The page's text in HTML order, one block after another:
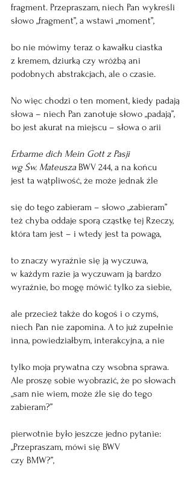
fragment. Przepraszam, niech Pan wykreśli
słowo „fragment”, a wstawi „moment”,
bo nie mówimy teraz o kawałku ciastka
z kremem, dziurką czy wróżbą ani
podobnych abstrakcjach, ale o czasie.
No więc chodzi o ten moment, kiedy padają
słowa – niech Pan zanotuje słowo „padają”,
bo jest akurat na miejscu – słowa o arii
Erbarme dich Mein Gott z Pasji
wg Św. Mateusza BWV 244, a na końcu
jest ta wątpliwość, że może jednak źle
się do tego zabieram – słowo „zabieram”
też chyba oddaje sporą cząstkę tej Rzeczy,
która tam jest – i wtedy jest ta powaga,
to znaczy wyraźnie się ją wyczuwa,
w każdym razie ja wyczuwam ją bardzo
wyraźnie, bo mogę mówić tylko za siebie,
ale przecież także do kogoś i o czymś,
niech Pan nie zapomina. A to już zupełnie
inna, powiedziałbym, interakcyjna, a nie
tylko moja prywatna czy wsobna sprawa.
Ale proszę sobie wyobrazić, że po słowach
„sam nie wiem, może źle się do tego
zabieram?”
pierwotnie było jeszcze jedno pytanie:
„Przepraszam, mówi się BWV
czy BMW?”,